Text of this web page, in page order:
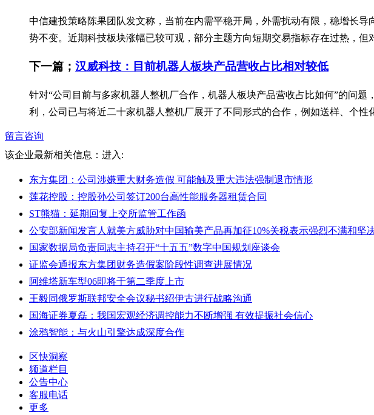
中信建投策略陈果团队发文称，当前在内需平稳开局，外需扰动有限，稳增长
势不变。近期科技板块涨幅已较可观，部分主题方向短期交易指标存在过热，但
下一篇； 汉威科技：目前机器人板块产品营收占比相对较低
针对“公司目前与多家机器人整机厂合作，机器人板块产品营收占比如何”的问
利，公司已与将近二十家机器人整机厂展开了不同形式的合作，例如送样、个性
留言咨询
该企业最新相关信息： 进入:
东方集团：公司涉嫌重大财务造假 可能触及重大违法强制退市情形
莲花控股：控股孙公司签订200台高性能服务器租赁合同
ST熊猫：延期回复上交所监管工作函
公安部新闻发言人就美方威胁对中国输美产品再加征10%关税表示强烈不满和坚
国家数据局负责同志主持召开“十五五”数字中国规划座谈会
证监会通报东方集团财务造假案阶段性调查进展情况
阿维塔新车型06即将于第二季度上市
王毅同俄罗斯联邦安全会议秘书绍伊古进行战略沟通
国海证券夏磊：我国宏观经济调控能力不断增强 有效提振社会信心
涂鸦智能：与火山引擎达成深度合作
区快洞察
频道栏目
公告中心
客服电话
更多